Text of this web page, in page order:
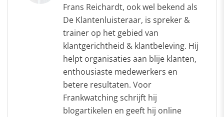
Frans Reichardt, ook wel bekend als
De Klantenluisteraar, is spreker &
trainer op het gebied van
klantgerichtheid & klantbeleving. Hij
helpt organisaties aan blije klanten,
enthousiaste medewerkers en
betere resultaten. Voor
Frankwatching schrijft hij
blogartikelen en geeft hij online